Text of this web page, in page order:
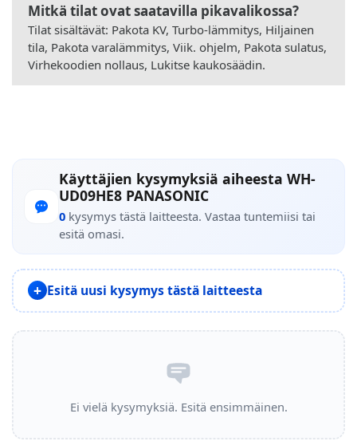
Mitkä tilat ovat saatavilla pikavalikossa?
Tilat sisältävät: Pakota KV, Turbo-lämmitys, Hiljainen
tila, Pakota varalämmitys, Viik. ohjelm, Pakota sulatus,
Virhekoodien nollaus, Lukitse kaukosäädin.
Käyttäjien kysymyksiä aiheesta WH-
UD09HE8 PANASONIC
0 kysymys tästä laitteesta. Vastaa tuntemiisi tai
esitä omasi.
Esitä uusi kysymys tästä laitteesta
Ei vielä kysymyksiä. Esitä ensimmäinen.